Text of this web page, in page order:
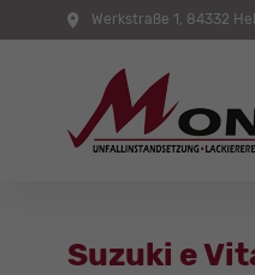
Werkstraße 1, 84332
Suzuki e